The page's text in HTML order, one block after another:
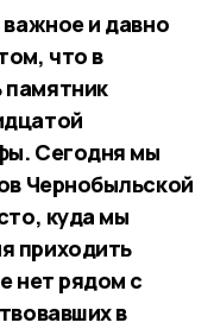
и давно
что в
Сегодня мы
Чернобыльской
куда мы
приходить
нет рядом с
в